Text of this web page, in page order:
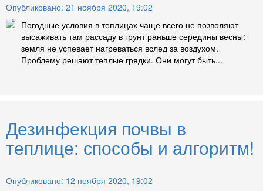
Опубликовано: 21 ноября 2020, 19:02
Погодные условия в теплицах чаще всего не позволяют
высаживать там рассаду в грунт раньше середины весны:
земля не успевает нагреваться вслед за воздухом.
Проблему решают теплые грядки. Они могут быть...
Дезинфекция почвы в
теплице: способы и алгоритм!
Опубликовано: 12 ноября 2020, 19:02